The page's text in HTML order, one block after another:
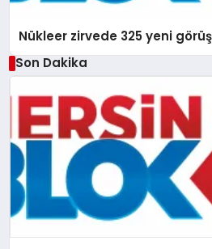
Nükleer zirvede 325 yeni
Son Dakika